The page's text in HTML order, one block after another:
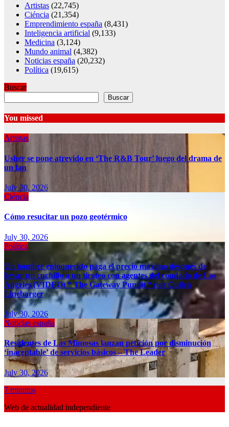
Artistas (22,745)
Ciéncia (21,354)
Emprendimiento españa (8,431)
Inteligencia artificial (9,133)
Medicina (3,124)
Mundo animal (4,382)
Noticias españa (20,232)
Política (19,615)
Buscar
Buscar
You missed
Artistas
Usher se pone atrevido en ‘The R&B Tour’ luego del drama de
un fan
July 30, 2026
Ciéncia
Cómo resucitar un pozo geotérmico
July 30, 2026
Política
Un hombre enloquecido paga el precio máximo después de
llevar un cuchillo a un tiroteo con agentes del condado de Los
Ángeles (VIDEO) * The Gateway Pundit * por Cullen
Linebarger
July 30, 2026
Noticias españa
Residentes de Las Mimosas lanzan petición por disminución
‘inaceptable’ de servicios básicos – The Leader
July 30, 2026
7 minutos
Web de actualidad independiente